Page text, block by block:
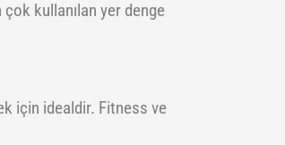
kullanılan yer denge
için idealdir. Fitness ve